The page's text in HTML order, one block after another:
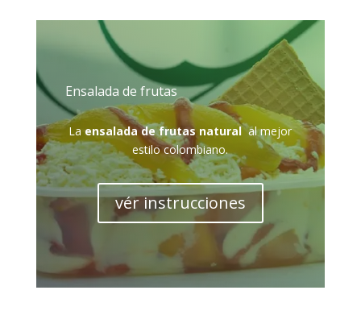
Ensalada de frutas
La ensalada de frutas naturalal mejor
estilo colombiano.
vér instrucciones